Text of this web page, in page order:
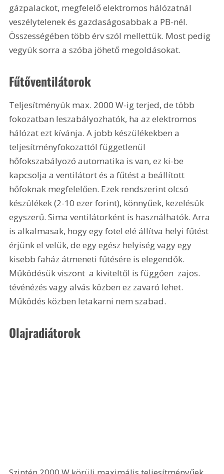
gázpalackot, megfelelő elektromos hálózatnál
veszélytelenek és gazdaságosabbak a PB-nél.
Összességében több érv szól mellettük. Most pedig
vegyük sorra a szóba jöhető megoldásokat.
Fűtőventilátorok
Teljesítményük max. 2000 W-ig terjed, de több
fokozatban leszabályozhatók, ha az elektromos
hálózat ezt kívánja. A jobb készülékekben a
teljesítményfokozattól függetlenül
hőfokszabályozó automatika is van, ez ki-be
kapcsolja a ventilátort és a fűtést a beállított
hőfoknak megfelelően. Ezek rendszerint olcsó
készülékek (2-10 ezer forint), könnyűek, kezelésük
egyszerű. Sima ventilátorként is használhatók. Arra
is alkalmasak, hogy egy fotel elé állítva helyi fűtést
érjünk el velük, de egy egész helyiség vagy egy
kisebb faház átmeneti fűtésére is elegendők.
Működésük viszont  a kiviteltől is függően  zajos.
tévénézés vagy alvás közben ez zavaró lehet.
Működés közben letakarni nem szabad.
Olajradiátorok